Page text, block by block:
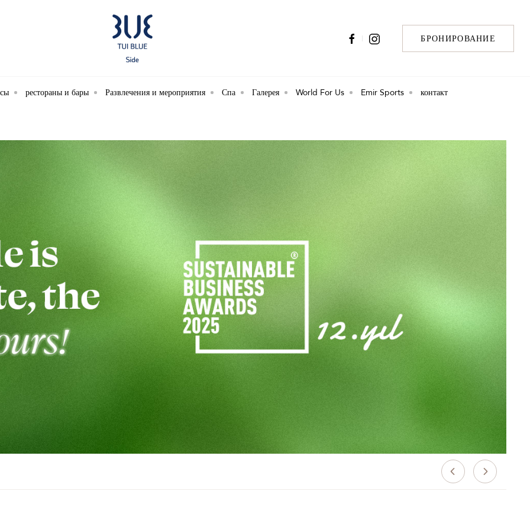
БРОНИРОВАНИЕ
рестораны и бары Развлечения и мероприятия Спа Галерея World For Us Emir Sports контакт